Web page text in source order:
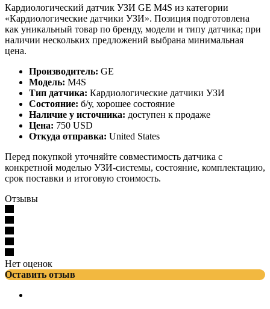
Кардиологический датчик УЗИ GE M4S из категории
«Кардиологические датчики УЗИ». Позиция подготовлена
как уникальный товар по бренду, модели и типу датчика; при
наличии нескольких предложений выбрана минимальная
цена.
Производитель: GE
Модель: M4S
Тип датчика: Кардиологические датчики УЗИ
Состояние: б/у, хорошее состояние
Наличие у источника: доступен к продаже
Цена: 750 USD
Откуда отправка: United States
Перед покупкой уточняйте совместимость датчика с
конкретной моделью УЗИ-системы, состояние, комплектацию,
срок поставки и итоговую стоимость.
Отзывы
Нет оценок
Оставить отзыв